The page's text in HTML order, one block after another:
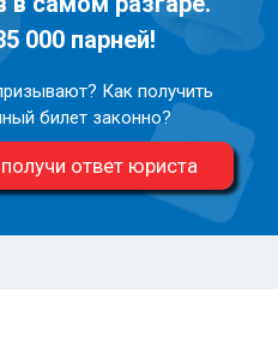
000 парней!
Как получить
билет законно?
ответ юриста